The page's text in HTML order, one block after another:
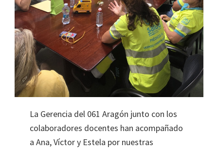
La Gerencia del 061 Aragón junto con los
colaboradores docentes han acompañado
a Ana, Víctor y Estela por nuestras